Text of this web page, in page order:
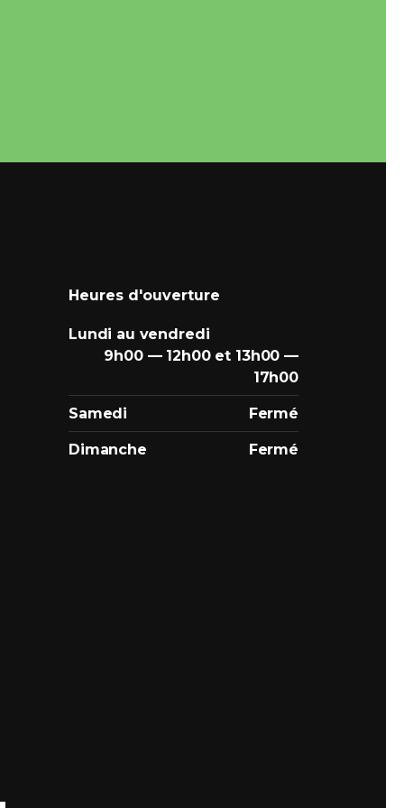
Heures d'ouverture
Lundi au vendredi
9h00 — 12h00 et 13h00 —
17h00
Samedi Fermé
Dimanche Fermé